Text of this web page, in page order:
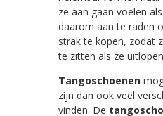
ze aan gaan voelen
daarom aan te raden
strak te kopen, zodat
te zitten als ze
Tangoschoenen
zijn dan ook veel
vinden. De